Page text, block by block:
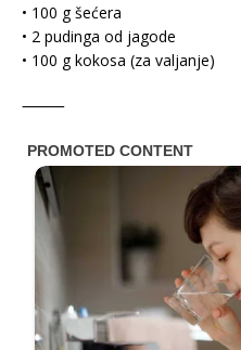
• 100 g šećera
• 2 pudinga od jagode
• 100 g kokosa (za valjanje)
⸻